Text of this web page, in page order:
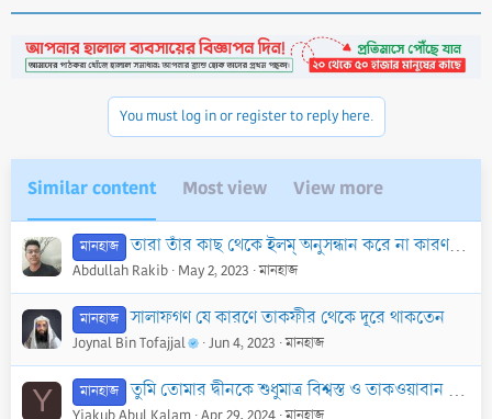
t
i
You must log in or register to reply here.
Similar content Most view View more
মানহাজ তারা তাঁর কাছ থেকে ইলম্ অনুসন্ধান করে না কারণ তিনি সম্পূর্ণভাবে আরবি জানেন না
Abdullah Rakib May 2, 2023 মানহাজ
মানহাজ সালাফগণ যে কারণে তাকফীর থেকে দূরে থাকতেন
Joynal Bin Tofajjal Jun 4, 2023 মানহাজ
Y মানহাজ তুমি তোমার দ্বীনকে শুধুমাত্র বিশ্বস্ত ও তাকওয়াবান শিক্ষকদের কাছে থেকেই নাও